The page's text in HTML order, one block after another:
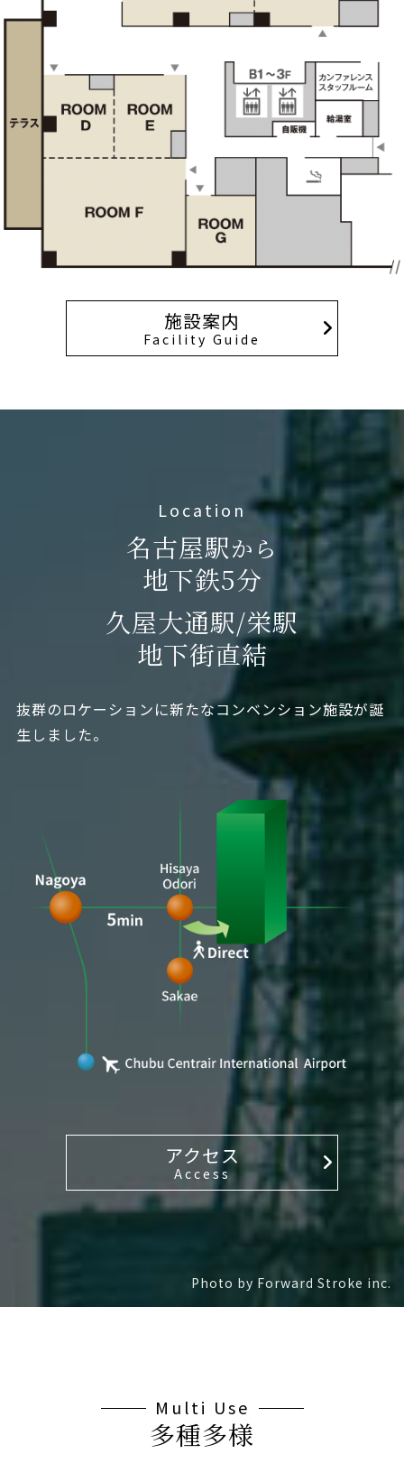
施設案内
Facility Guide
Location
名古屋駅から
地下鉄5分
久屋大通駅/栄駅
地下街直結
抜群のロケーションに新たなコンベンション施設が誕
生しました。
アクセス
Access
Photo by Forward Stroke inc.
Multi Use
多種多様